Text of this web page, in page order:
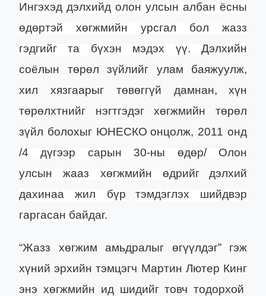
Ингэхэд дэлхийд олон улсын албан ёсны
өдөртэй хөгжмийн урсгал бол жазз
гэдгийг та бүхэн мэдэх үү. Дэлхийн
соёлын төрөл зүйлийг улам баяжуулж,
хил хязгаарыг төвөггүй дамнан,
хүн
төрөлхтнийг нэгтгэдэг хөгжмийн төрөл
зүйл болохыг ЮНЕСКО онцолж, 2011 онд
/4 дүгээр сарын 30-ны өдөр/ Олон
улсын жааз хөгжмийн өдрийг
дэлхий
дахинаажил бүр
тэмдэглэх шийдвэр
гаргасан байдаг.
“Жазз хөгжим амьдралыг өгүүлдэг” гэж
хүний эрхийн тэмцэгч Мартин Лютер Кинг
энэ хөгжмийн ид шидийг товч тодорхой